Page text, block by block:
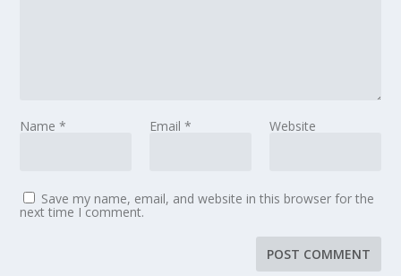
Name* Email * Website
Save my name, email, and website in this browser for the
next time I comment.